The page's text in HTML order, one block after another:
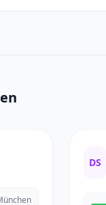
DS